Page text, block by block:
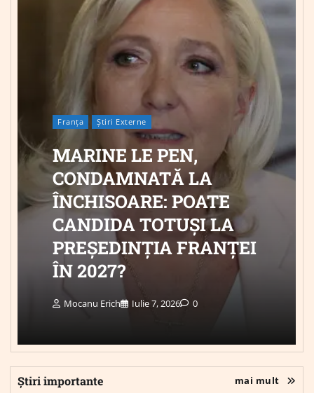
Franța Știri Externe
MARINE LE PEN,
CONDAMNATĂ LA
ÎNCHISOARE: POATE
CANDIDA TOTUȘI LA
PREȘEDINȚIA FRANȚEI
ÎN 2027?
Mocanu Erich Iulie 7, 2026 0
Știri importante mai mult